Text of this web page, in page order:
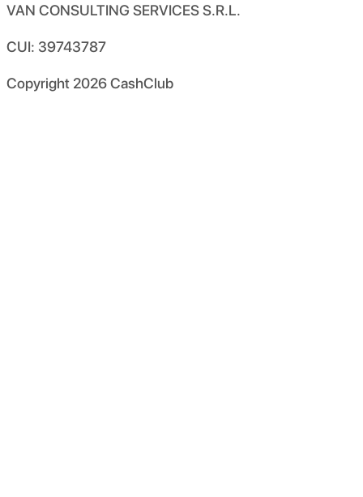
VAN CONSULTING SERVICES S.R.L.
CUI: 39743787
Copyright 2026CashClub